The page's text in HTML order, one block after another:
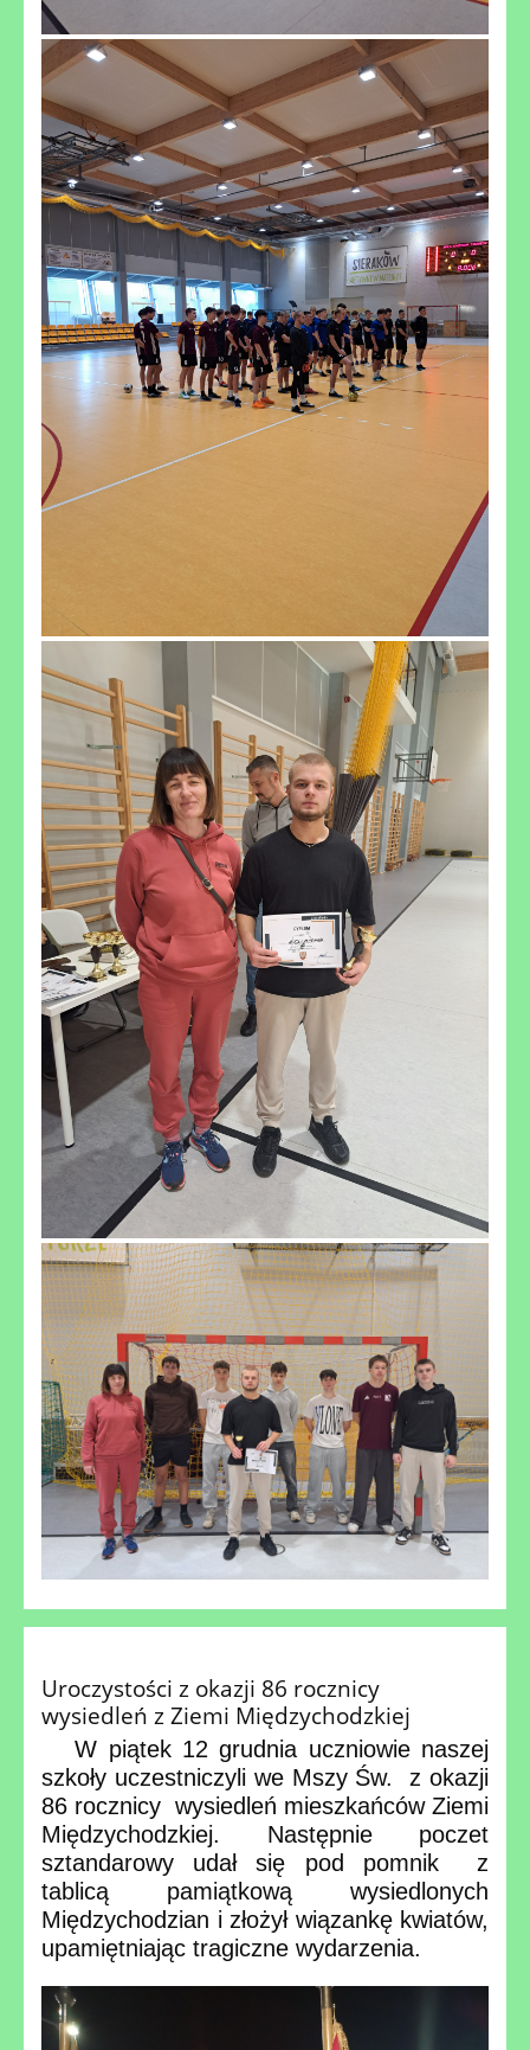
Uroczystości z okazji 86 rocznicy
wysiedleń z Ziemi Międzychodzkiej
W piątek 12 grudnia uczniowie naszej
szkoły uczestniczyli we Mszy Św. z okazji
86 rocznicy wysiedleń mieszkańców Ziemi
Międzychodzkiej. Następnie poczet
sztandarowy udał się pod pomnik z
tablicą pamiątkową wysiedlonych
Międzychodzian i złożył wiązankę kwiatów,
upamiętniając tragiczne wydarzenia.